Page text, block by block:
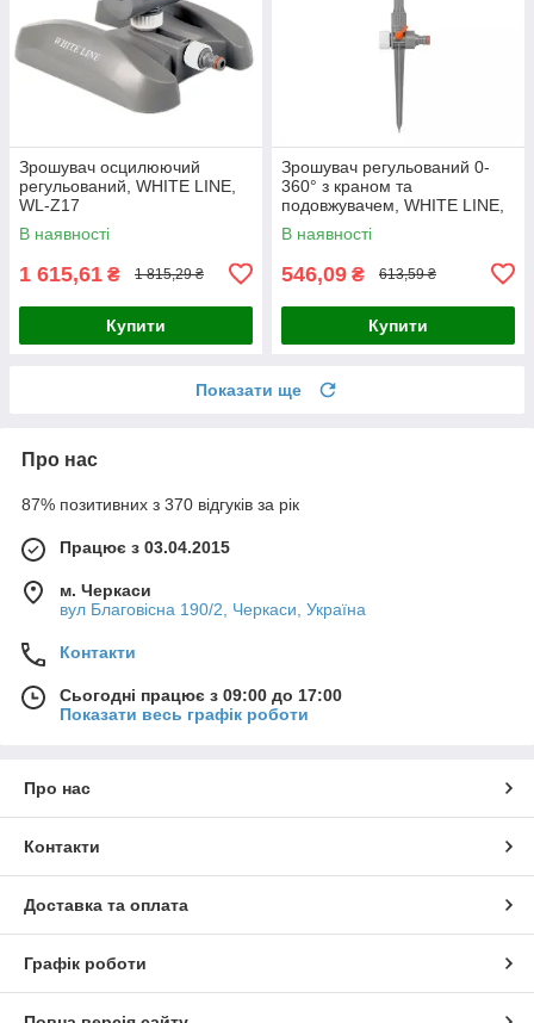
Зрошувач осцилюючий
регульований, WHITE LINE,
WL-Z17
В наявності
1 615,61 ₴ 1 815,29 ₴
Купити
Зрошувач регульований 0-
360° з краном та
подовжувачем, WHITE LINE,
WL-Z07
В наявності
546,09 ₴ 613,59 ₴
Купити
Показати ще
Про нас
87% позитивних з 370 відгуків за рік
Працює з 03.04.2015
м. Черкаси
вул Благовісна 190/2, Черкаси, Україна
Контакти
Сьогодні працює з 09:00 до 17:00
Показати весь графік роботи
Про нас
Контакти
Доставка та оплата
Графік роботи